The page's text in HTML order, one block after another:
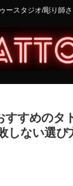
ースタジオ/彫り師
すすめのタ
しない選び